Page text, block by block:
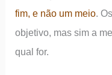
fim, e não um meio.
objetivo, mas sim a
qual for.